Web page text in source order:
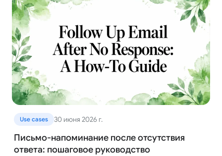
Use cases 30 июня 2026 г.
Письмо-напоминание после отсутствия
ответа: пошаговое руководство